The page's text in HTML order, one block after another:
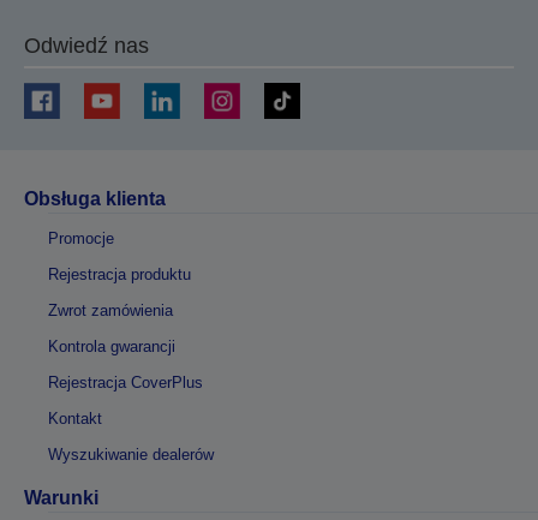
Odwiedź nas
Obsługa klienta
Promocje
Rejestracja produktu
Zwrot zamówienia
Kontrola gwarancji
Rejestracja CoverPlus
Kontakt
Wyszukiwanie dealerów
Warunki